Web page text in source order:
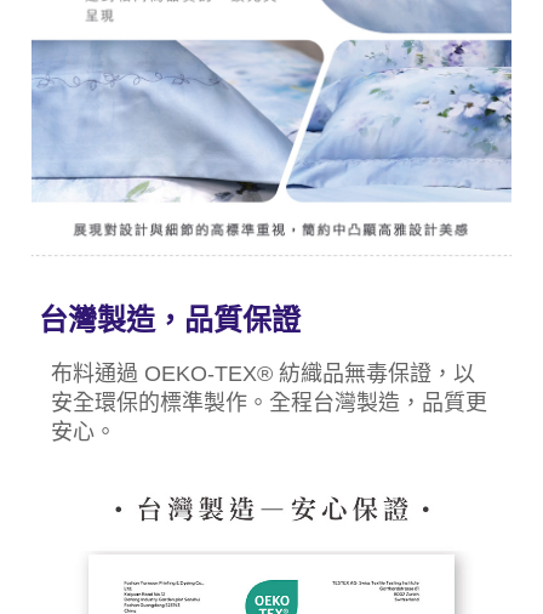
台灣製造，品質保證
布料通過 OEKO-TEX® 紡織品無毒保證，以
安全環保的標準製作。全程台灣製造，品質更
安心。